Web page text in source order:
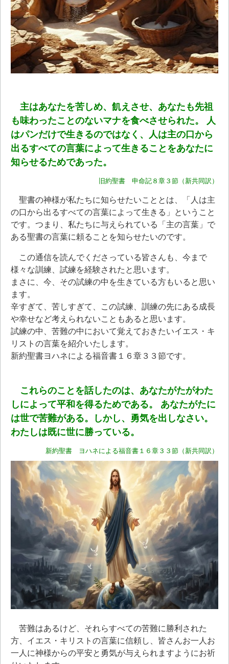
主はあなたを苦しめ、飢えさせ、あなたも先祖
も味わったことのないマナを食べさせられた。 人
はパンだけで生きるのではなく、人は主の口から
出るすべての言葉によって生きることをあなたに
知らせるためであった。
旧約聖書 申命記８章３節（新共同訳）
聖書の神様が私たちに知らせたいこととは、「人は主
の口から出るすべての言葉によって生きる」ということ
です。つまり、私たちに与えられている「主の言葉」で
ある聖書の言葉に頼ることを知らせたいのです。
この通信を読んでくださっている皆さんも、今まで
様々な訓練、試練を経験されたと思います。
まさに、今、その試練の中を生きている方もいると思い
ます。
辛すぎて、苦しすぎて、この試練、訓練の先にある成長
や幸せなど考えられないこともあると思います。
試練の中、苦難の中において覚えておきたいイエス・キ
リストの言葉を紹介いたします。
新約聖書ヨハネによる福音書１６章３３節です。
これらのことを話したのは、あなたがたがわた
しによって平和を得るためである。 あなたがたに
は世で苦難がある。しかし、勇気を出しなさい。
わたしは既に世に勝っている。
新約聖書 ヨハネによる福音書１６章３３節（新共同訳）
苦難はあるけど、それらすべての苦難に勝利された
方、イエス・キリストの言葉に信頼し、皆さんお一人お
一人に神様からの平安と勇気が与えられますようにお祈